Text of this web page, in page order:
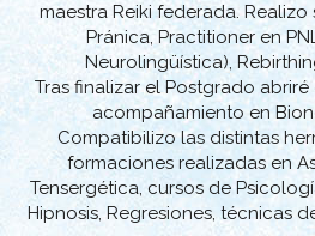
2004 -2017
Venezuela
o
Módulos:
maestra Reiki federada.
Pránica, Practitioner en
Neurolingüística),
Tras finalizar el Postgrado
acompañamiento en
Compatibilizo las distintas
formaciones realizadas en
Tensergética, cursos de
Hipnosis, Regresiones, técnicas